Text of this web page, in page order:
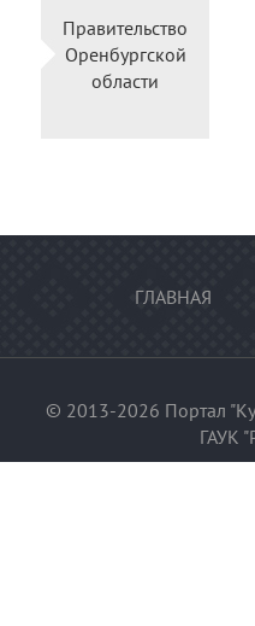
ГЛАВНАЯ
© 2013-2026 Портал
ГАУК